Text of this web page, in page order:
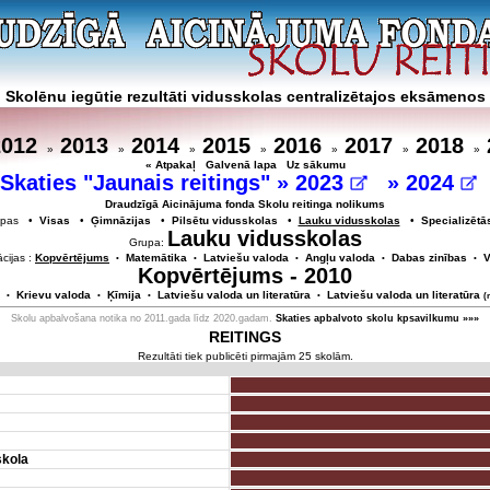
Skolēnu iegūtie rezultāti vidusskolas centralizētajos eksāmenos
» 2013» 2014» 2015» 2016» 2017 » 2018»
« Atpakaļ Galvenā lapa Uz sākumu
Skaties "Jaunais reitings" »2023 » 2024
Draudzīgā Aicinājuma fonda Skolu reitinga nolikums
• Visas • Ģimnāzijas • Pilsētu vidusskolas • Lauku vidusskolas •
Grupa: Lauku vidusskolas
: Kopvērtējums • Matemātika • Latviešu valoda • Angļu valoda • Dabas zinības •
Kopvērtējums - 2010
• Krievu valoda • Ķīmija • Latviešu valoda un literatūra • Latviešu valoda un literatūra
Skolu apbalvošana notika no 2011.gada līdz 2020.gadam. Skaties apbalvoto skolu kpsavilkumu »»»
REITINGS
Rezultāti tiek publicēti pirmajām 25 skolām.